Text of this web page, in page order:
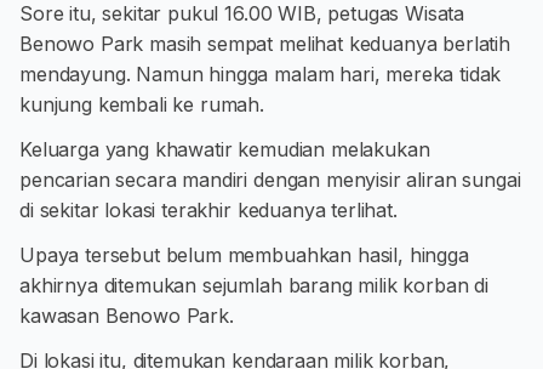
Sore itu, sekitar pukul 16.00 WIB, petugas Wisata
Benowo Park masih sempat melihat keduanya berlatih
mendayung. Namun hingga malam hari, mereka tidak
kunjung kembali ke rumah.
Keluarga yang khawatir kemudian melakukan
pencarian secara mandiri dengan menyisir aliran sungai
di sekitar lokasi terakhir keduanya terlihat.
Upaya tersebut belum membuahkan hasil, hingga
akhirnya ditemukan sejumlah barang milik korban di
kawasan Benowo Park.
Di lokasi itu, ditemukan kendaraan milik korban,